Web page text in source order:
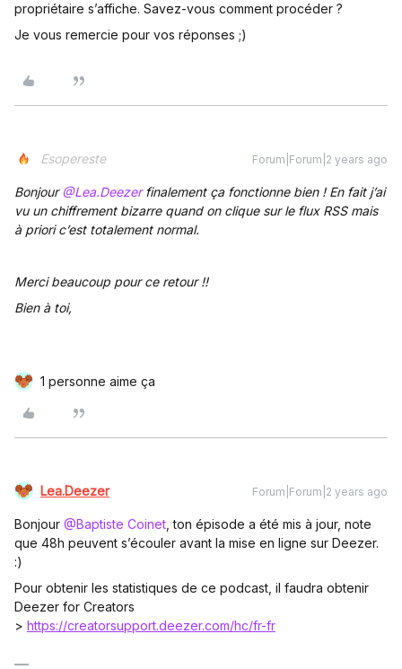
propriétaire s’affiche. Savez-vous comment procéder ?
Je vous remercie pour vos réponses ;)
Esopereste Forum|Forum|2 years ago
Bonjour@Lea.Deezerfinalement ça fonctionne bien ! En fait j’ai
vu un chiffrement bizarre quand on clique sur le flux RSS mais
à priori c’est totalement normal.
Merci beaucoup pour ce retour !!
Bien à toi,
1 personne aime ça
Lea.Deezer Forum|Forum|2 years ago
Bonjour @Baptiste Coinet , ton épisode a été mis à jour, note
que 48h peuvent s’écouler avant la mise en ligne sur Deezer.
:)
Pour obtenir les statistiques de ce podcast, il faudra obtenir
Deezer for Creators
> https://creatorsupport.deezer.com/hc/fr-fr